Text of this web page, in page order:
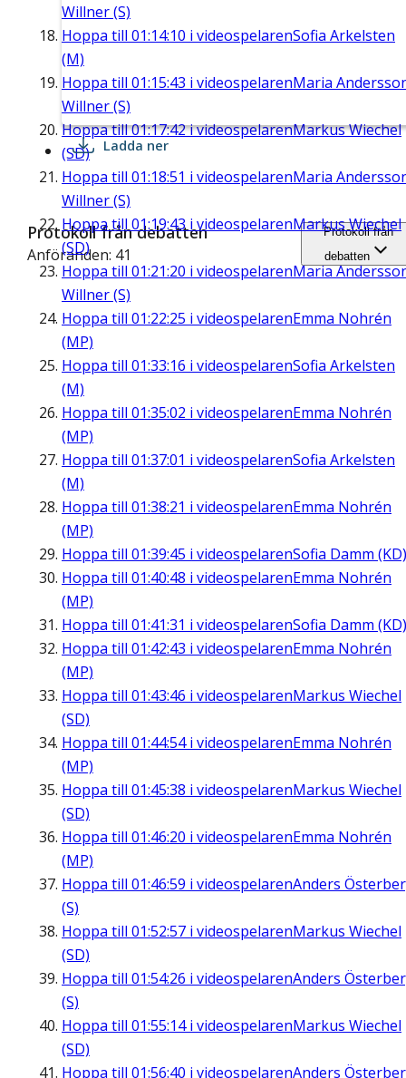
Willner (S)
Hoppa till 01:14:10 i videospelarenSofia Arkelsten
(M)
Hoppa till 01:15:43 i videospelarenMaria
Willner (S)
Hoppa till01:17:42i videospelarenMarkus Wiechel
(SD)
Hoppa till 01:18:51 i videospelarenMaria
Willner (S)
Hoppa till 01:19:43 i videospelarenMarkus Wiechel
(SD)
Hoppa till 01:21:20 i videospelarenMaria
Willner (S)
Hoppa till 01:22:25 i videospelarenEmma Nohrén
(MP)
Hoppa till 01:33:16 i videospelarenSofia Arkelsten
(M)
Hoppa till 01:35:02 i videospelarenEmma Nohrén
(MP)
Hoppa till 01:37:01 i videospelarenSofia Arkelsten
(M)
Hoppa till 01:38:21 i videospelarenEmma Nohrén
(MP)
Hoppa till 01:39:45 i videospelarenSofia Damm (KD)
Hoppa till 01:40:48 i videospelarenEmma Nohrén
(MP)
Hoppa till 01:41:31 i videospelarenSofia Damm (KD)
Hoppa till 01:42:43 i videospelarenEmma Nohrén
(MP)
Hoppa till 01:43:46 i videospelarenMarkus Wiechel
(SD)
Hoppa till 01:44:54i videospelarenEmma Nohrén
(MP)
Hoppa till 01:45:38 i videospelarenMarkus Wiechel
(SD)
Hoppa till 01:46:20 i videospelarenEmma Nohrén
(MP)
Hoppa till 01:46:59 i videospelarenAnders
(S)
Hoppa till 01:52:57 i videospelarenMarkus Wiechel
(SD)
Hoppa till 01:54:26 i videospelarenAnders
(S)
Hoppa till 01:55:14i videospelarenMarkus Wiechel
(SD)
Hoppa till 01:56:40 i videospelarenAnders
Ladda ner
Protokoll från debatten
Anföranden: 41
Protokoll från
debatten